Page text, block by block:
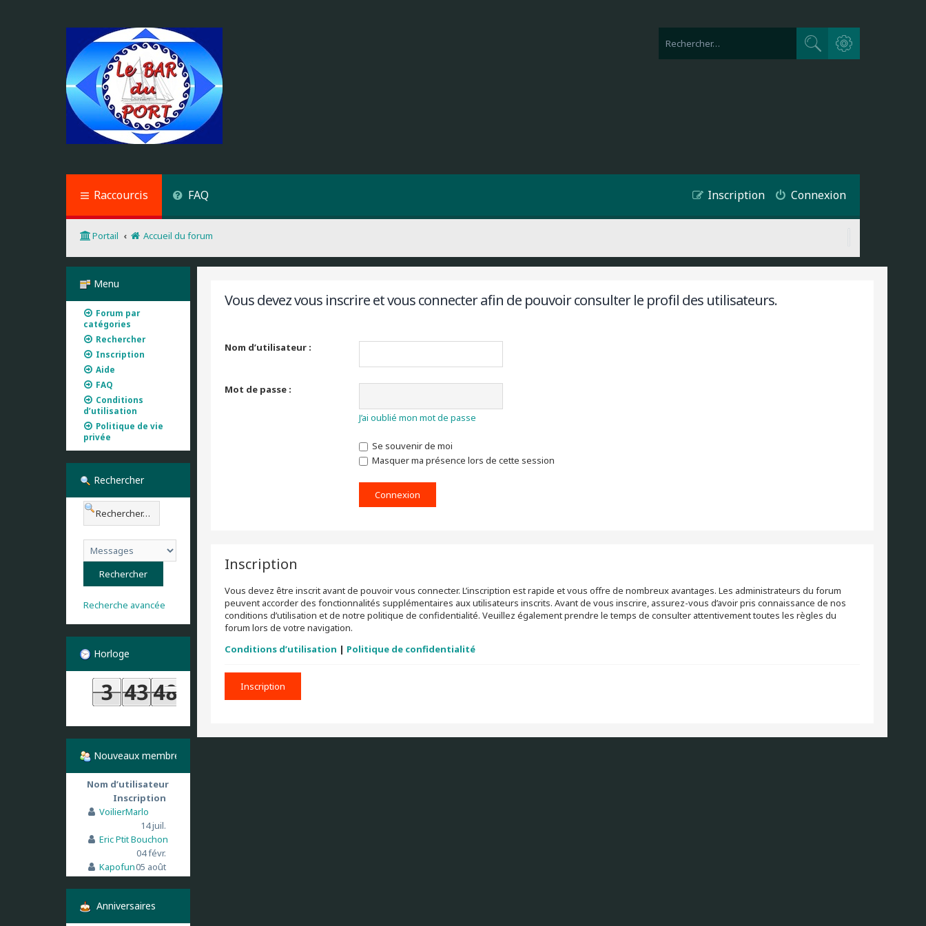
Rechercher
Recherche avancée
Raccourcis FAQ Connexion
Inscription
Portail Accueil du forum
Vous devez vous inscrire et vous connecter afin de pouvoir consulter le profil des utilisateurs.
Nom d’utilisateur :
Mot de passe :
J’ai oublié mon mot de passe
Se souvenir de moi
Masquer ma présence lors de cette session
Inscription
Vous devez être inscrit avant de pouvoir vous connecter. L’inscription est rapide et vous offre de nombreux avantages. Les administrateurs du forum
peuvent accorder des fonctionnalités supplémentaires aux utilisateurs inscrits. Avant de vous inscrire, assurez-vous d’avoir pris connaissance de nos
conditions d’utilisation et de notre politique de confidentialité. Veuillez également prendre le temps de consulter attentivement toutes les règles du
forum lors de votre navigation.
Conditions d’utilisation | Politique de confidentialité
Inscription
Menu
Forum par
catégories
Rechercher
Inscription
Aide
FAQ
Conditions
d’utilisation
Politique de vie
privée
Rechercher
Recherche avancée
Horloge
Nouveaux membres
Nom d’utilisateur
Inscription
VoilierMarlo
14 juil.
Eric Ptit Bouchon
04 févr.
Kapofun05 août
Anniversaires